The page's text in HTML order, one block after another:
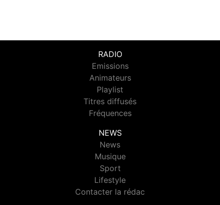
RADIO
Emissions
Animateurs
Playlist
Titres diffusés
Fréquences
NEWS
News
Musique
Sport
Lifestyle
Contacter la rédac